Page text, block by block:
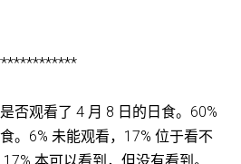
否观看了 4 月 8 日的日食。60%
。6% 未能观看，17% 位于看不